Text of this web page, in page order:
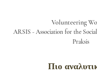
Volunteering
ARSIS - Association for the
Praksis
Πιο